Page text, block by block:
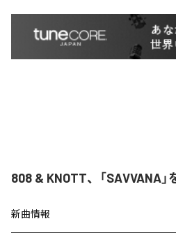
808 & KNOTT、「SAVVANA
新曲情報